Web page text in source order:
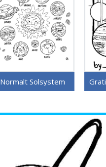
Normalt Solsystem